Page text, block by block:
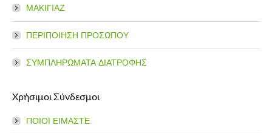
ΜΑΚΙΓΙΑΖ
ΠΕΡΙΠΟΙΗΣΗ ΠΡΟΣΩΠΟΥ
ΣΥΜΠΛΗΡΩΜΑΤΑ ΔΙΑΤΡΟΦΗΣ
Χρήσιμοι Σύνδεσμοι
ΠΟΙΟΙ ΕΙΜΑΣΤΕ